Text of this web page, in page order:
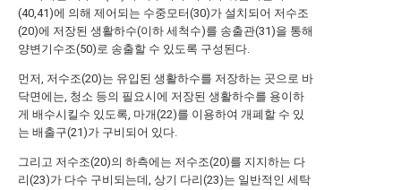
(40,41)에 의해 제어되는 수중모터(30)가 설치되어 저수조
(20)에 저장된 생활하수(이하 세척수)를 송출관(31)을 통해
양변기수조(50)로 송출할 수 있도록 구성된다.
먼저, 저수조(20)는 유입된 생활하수를 저장하는 곳으로 바
닥면에는, 청소 등의 필요시에 저장된 생활하수를 용이하
게 배수시킬수 있도록, 마개(22)를 이용하여 개폐할 수 있
는 배출구(21)가 구비되어 있다.
그리고 저수조(20)의 하측에는 저수조(20)를 지지하는 다
리(23)가 다수 구비되는데, 상기 다리(23)는 일반적인 세탁